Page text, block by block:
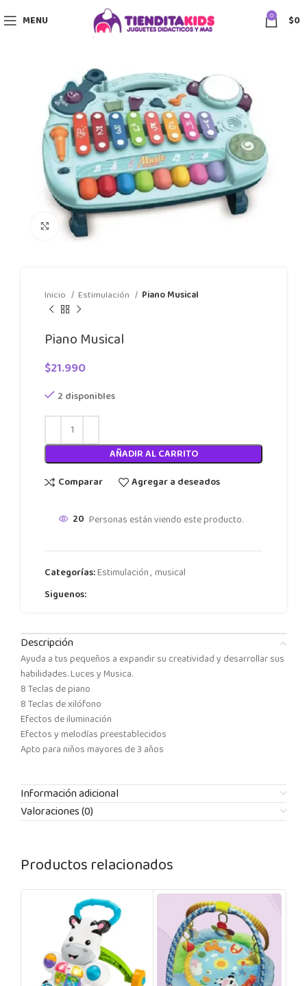
MENU 0 $0
Click to enlarge
Inicio Estimulación Piano Musical
Piano Musical
$21.990
2 disponibles
AÑADIR AL CARRITO
Comparar
Agregar a deseados
20 Personas están viendo este producto.
Categorías:Estimulación, musical
Siguenos:
Descripción
Ayuda a tus pequeños a expandir su creatividad y desarrollar sus
habilidades. Luces y Musica.
8 Teclas de piano
8 Teclas de xilófono
Efectos de iluminación
Efectos y melodías preestablecidos
Apto para niños mayores de 3 años
Información adicional
Valoraciones (0)
Productos relacionados